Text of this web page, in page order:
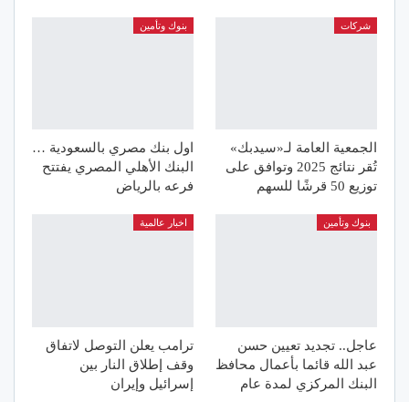
شركات
الجمعية العامة لـ«سيدبك»
تُقر نتائج 2025 وتوافق على
توزيع 50 قرشًا للسهم
بنوك وتأمين
اول بنك مصري بالسعودية …
البنك الأهلي المصري يفتتح
فرعه بالرياض
بنوك وتأمين
عاجل.. تجديد تعيين حسن
عبد الله قائما بأعمال محافظ
البنك المركزي لمدة عام
اخبار عالمية
ترامب يعلن التوصل لاتفاق
وقف إطلاق النار بين
إسرائيل وإيران